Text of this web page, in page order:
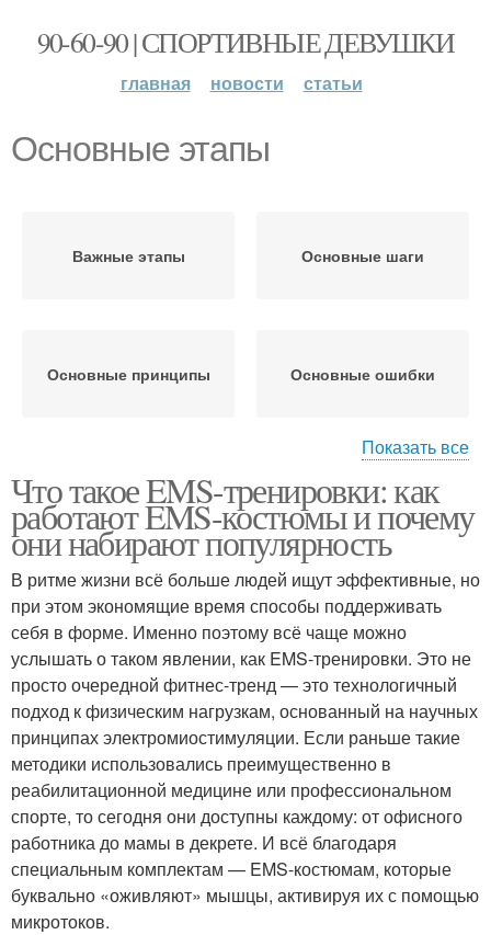
90-60-90 | СПОРТИВНЫЕ ДЕВУШКИ
главная новости статьи
Основные этапы
Важные этапы Основные шаги
Основные принципы Основные ошибки
Основные ингредиенты Основные продукты
Основные средства
Показать все
Что такое EMS-тренировки: как
работают EMS-костюмы и почему
они набирают популярность
В ритме жизни всё больше людей ищут эффективные, но
при этом экономящие время способы поддерживать
себя в форме. Именно поэтому всё чаще можно
услышать о таком явлении, как EMS-тренировки. Это не
просто очередной фитнес-тренд — это технологичный
подход к физическим нагрузкам, основанный на научных
принципах электромиостимуляции. Если раньше такие
методики использовались преимущественно в
реабилитационной медицине или профессиональном
спорте, то сегодня они доступны каждому: от офисного
работника до мамы в декрете. И всё благодаря
специальным комплектам — EMS-костюмам, которые
буквально «оживляют» мышцы, активируя их с помощью
микротоков.